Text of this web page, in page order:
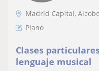
Madrid Capital,
Piano
Clases
lenguaje musical